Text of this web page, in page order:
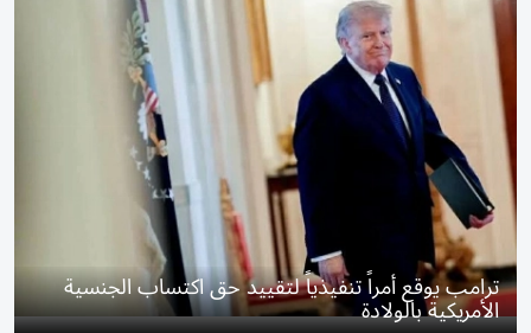
ترامب يوقع أمراً تنفيذياً لتقييد حق اكتساب الجنسية
الأمريكية بالولادة